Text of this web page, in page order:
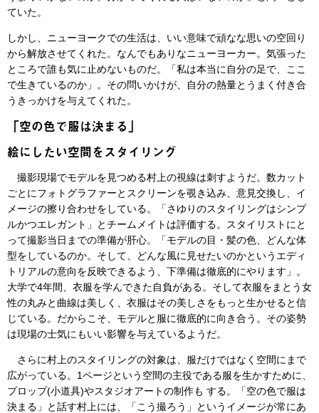
ていた。
しかし、ニューヨークでの生活は、いい意味で頑なな思いの空回り
から解放させてくれた。なんでもありなニューヨーカー。気張った
ところで誰も気に止めないものだ。「私は本当に自分の足で、ここ
で生きているのか」。その問いかけが、自分の熱量とうまく付き合
うきっかけを与えてくれた。
「空の色で服は決まる」
絵にしたい空間をスタイリング
撮影現場でモデルを見つめる村上の視線は刺すようだ。数カット
ごとにフォトグラファーとスクリーンを覗き込み、意見交換し、イ
メージの擦り合わせをしている。「さゆりのスタイリングはシンプ
ルかつエレガント」とチームメイトは評価する。スタイリストにと
って撮影当日までの準備が肝心。「モデルの目・髪の色、どんな体
型をしているのか。そして、どんな風に見せたいのかというエディ
トリアルの意向を反映できるよう、下準備は徹底的にやります」。
大学で4年間、衣服を学んできた自負がある。そして衣服をまとう女
性の丸みと曲線は美しく、衣服はその美しさをもっと生かせると信
じている。だからこそ、モデルと服に徹底的に向き合う。その姿勢
は現場の士気にもいい影響を与えているようだ。
さらに村上のスタイリングの対象は、服だけではなく空間にまで
広がっている。1ページという空間の主役である服を生かすために、
プロップ(小道具)やスタジオアートの制作も する。「空の色で服は
決まる」と話す村上には、「こう撮ろう」というイメージが常にあ